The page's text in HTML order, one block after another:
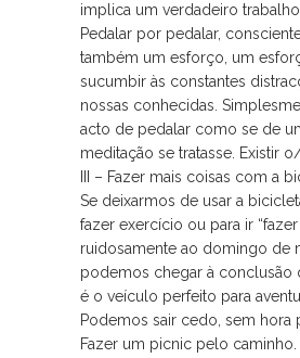
implica um verdadeiro trabalho
Pedalar por pedalar,
também um esforço, um
sucumbir às constantes
nossas conhecidas.
acto de pedalar como se de
meditação se tratasse. Existir
III – Fazer mais coisas com a
Se deixarmos de usar a
fazer exercício ou para ir “fazer
ruidosamente ao domingo de
podemos chegar à conclusão
é o veículo perfeito para
Podemos sair cedo, sem hora
Fazer um picnic pelo caminho.